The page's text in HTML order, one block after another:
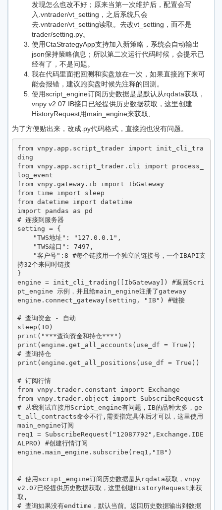
发现怎么也改不好；原来当第一次维护后，配置会写
入.vntrader/vt_setting，之后系统只会
去.vntrader/vt_setting读取。去改vt_setting，而不是
trader/setting.py。
使用CtaStrategyApp支持加入新策略，系统会自动输出
json保持策略信息；所以第二次运行代码时候，会提示已
经有了，不是问题。
我在代码里面把回测和实盘放在一次，如果直接跑下来可
能会报错，建议跑实盘时候先注释的回测。
使用script_engine订阅历史数据是是默认从rqdata获取，
vnpy v2.07 IB接口已经提供历史数据获取，这里创建
HistoryRequest用main_engine来获取,
为了方便贴出来，改成.py代码格式，直接跑也没有问题。
from vnpy.app.script_trader import init_cli_tra
ding
from vnpy.app.script_trader.cli import process_
log_event
from vnpy.gateway.ib import IbGateway
from time import sleep
from datetime import datetime
import pandas as pd
# 连接到服务器
setting = {
持32个来同时链接
}
engine = init_cli_trading([IbGateway]) #返回Scri
pt_engine 示例，并且给main_engine注册了gateway
engine.connect_gateway(setting, "IB") #链接
# 查询资金 - 自动
sleep(10)
print("***查询资金和持仓***")
print(engine.get_all_accounts(use_df = True))
# 查询持仓
print(engine.get_all_positions(use_df = True))
# 订阅行情
from vnpy.trader.constant import Exchange
from vnpy.trader.object import SubscribeRequest
# 从我测试直接用Script_engine有问题，IB的品种太多，ge
t_all_contracts命令不行,需要指定具体后才可以，这里使用
main_engine订阅
req1 = SubscribeRequest("12087792",Exchange.IDE
ALPRO) #创建行情订阅
engine.main_engine.subscribe(req1,"IB")
# 使用script_engine订阅历史数据是从rqdata获取，vnpy
v2.07已经提供历史数据获取，这里创建HistoryRequest来获
取,
# 查询如果没有endtime，默认当前。返回历史数据输出到数据